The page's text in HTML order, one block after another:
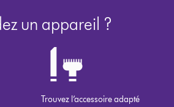
un appareil ?
Trouvez l’accessoire adapté